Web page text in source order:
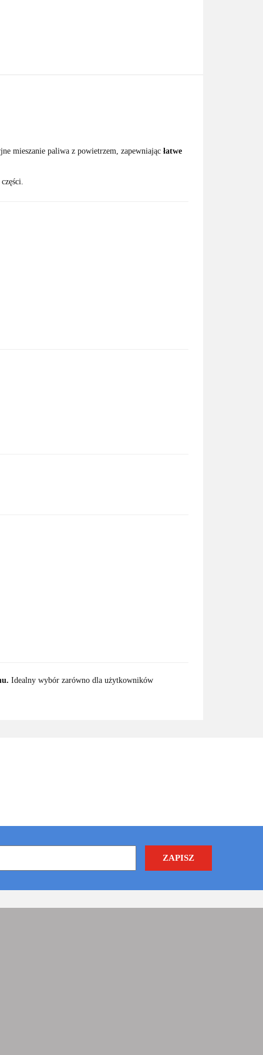
mieszanie paliwa z powietrzem, zapewniając łatwe
Idealny wybór zarówno dla użytkowników